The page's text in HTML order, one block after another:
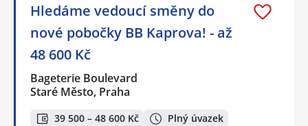
Hledáme vedoucí směny do
nové pobočky BB Kaprova! - až
48 600 Kč
Bageterie Boulevard
Staré Město, Praha
39 500 – 48 600 Kč Plný úvazek